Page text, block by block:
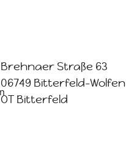
Brehnaer Straße 63
06749 Bitterfeld-Wolfen
OT Bitterfeld